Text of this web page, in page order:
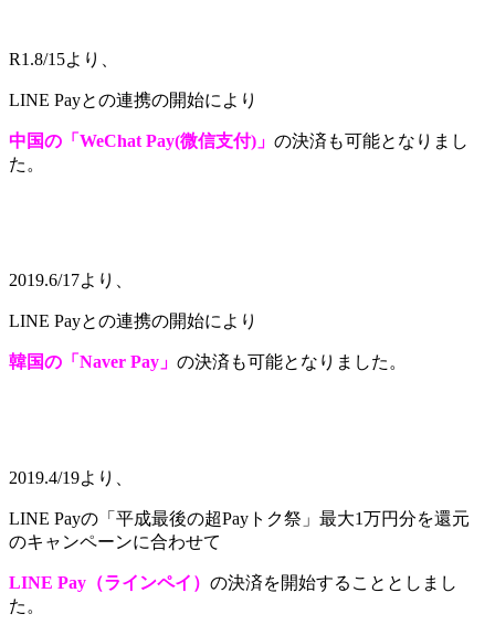
R1.8/15より、
LINE Payとの連携の開始により
中国の「WeChat Pay(微信支付)」 の決済も可能となりまし
た。
2019.6/17より、
LINE Payとの連携の開始により
韓国の「Naver Pay」 の決済も可能となりました。
2019.4/19より、
LINE Payの「平成最後の超Payトク祭」最大1万円分を還元
のキャンペーンに合わせて
LINE Pay（ラインペイ） の決済を開始することとしまし
た。